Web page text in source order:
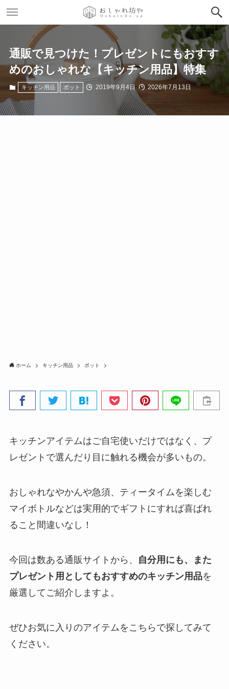
通販で見つけた！プレゼントにもおすす
めのおしゃれな【キッチン用品】特集
キッチン用品 ポット 2019年9月4日 2026年7月13日
ホーム キッチン用品 ポット
キッチンアイテムはご自宅使いだけではなく、プ
レゼントで選んだり目に触れる機会が多いもの。
おしゃれなやかんや急須、ティータイムを楽しむ
マイボトルなどは実用的でギフトにすれば喜ばれ
ること間違いなし！
今回は数ある通販サイトから、
自分用にも、また
プレゼント用としてもおすすめのキッチン用品を
厳選してご紹介しますよ。
ぜひお気に入りのアイテムをこちらで探してみて
ください。